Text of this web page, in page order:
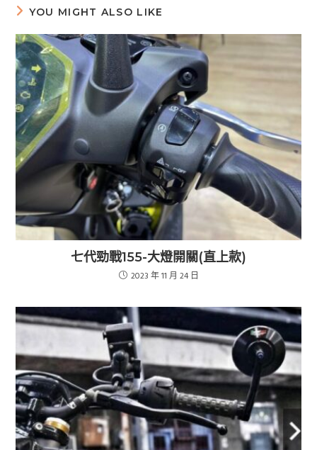
YOU MIGHT ALSO LIKE
七代勁戰155-大燈開關(直上款)
2023 年 11 月 24 日